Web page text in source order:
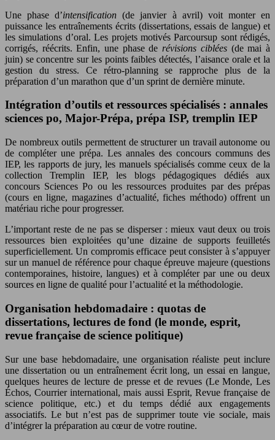
Une phase d’intensification (de janvier à avril) voit monter en
puissance les entraînements écrits (dissertations, essais de langue) et
les simulations d’oral. Les projets motivés Parcoursup sont rédigés,
corrigés, réécrits. Enfin, une phase de révisions ciblées(de mai à
juin) se concentre sur les points faibles détectés, l’aisance orale et la
gestion du stress. Ce rétro-planning se rapproche plus de la
préparation d’un marathon que d’un sprint de dernière minute.
Intégration d’outils et ressources spécialisés : annales
sciences po, Major-Prépa, prépa ISP, tremplin IEP
De nombreux outils permettent de structurer un travail autonome ou
de compléter une prépa. Les annales des concours communs des
IEP, les rapports de jury, les manuels spécialisés comme ceux de la
collection Tremplin IEP, les blogs pédagogiques dédiés aux
concours Sciences Po ou les ressources produites par des prépas
(cours en ligne, magazines d’actualité, fiches méthodo) offrent un
matériau riche pour progresser.
L’important reste de ne pas se disperser : mieux vaut deux ou trois
ressources bien exploitées qu’une dizaine de supports feuilletés
superficiellement. Un compromis efficace peut consister à s’appuyer
sur un manuel de référence pour chaque épreuve majeure (questions
contemporaines, histoire, langues) et à compléter par une ou deux
sources en ligne de qualité pour l’actualité et la méthodologie.
Organisation hebdomadaire : quotas de
dissertations, lectures de fond (le monde, esprit,
revue française de science politique)
Sur une base hebdomadaire, une organisation réaliste peut inclure
une dissertation ou un entraînement écrit long, un essai en langue,
quelques heures de lecture de presse et de revues (Le Monde, Les
Échos, Courrier international, mais aussi Esprit, Revue française de
science politique, etc.) et du temps dédié aux engagements
associatifs. Le but n’est pas de supprimer toute vie sociale, mais
d’intégrer la préparation au cœur de votre routine.